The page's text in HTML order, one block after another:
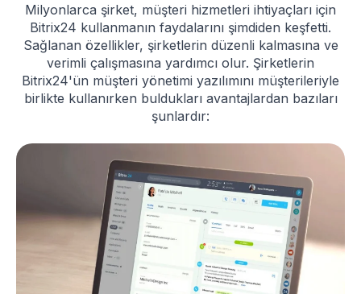
Milyonlarca şirket, müşteri hizmetleri ihtiyaçları için
Bitrix24 kullanmanın faydalarını şimdiden keşfetti.
Sağlanan özellikler, şirketlerin düzenli kalmasına ve
verimli çalışmasına yardımcı olur. Şirketlerin
Bitrix24'ün müşteri yönetimi yazılımını müşterileriyle
birlikte kullanırken buldukları avantajlardan bazıları
şunlardır: